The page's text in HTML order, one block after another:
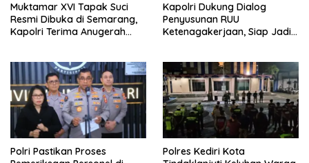
Muktamar XVI Tapak Suci
Resmi Dibuka di Semarang,
Kapolri Terima Anugerah
Kapolri Dukung Dialog
Penyusunan RUU
Ketenagakerjaan, Siap Jadi
Polri Pastikan Proses
Polres Kediri Kota